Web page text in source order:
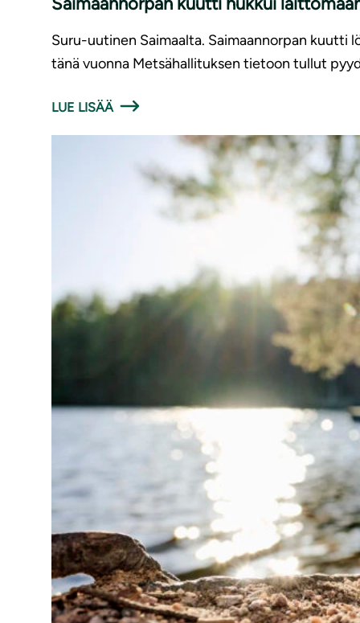
Suru-uutinen Saimaalta. Saimaannorpan kuutti
tänä vuonna Metsähallituksen tietoon tullut
LUE LISÄÄ